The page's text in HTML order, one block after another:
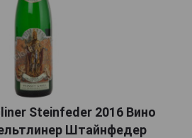
Steinfeder 2016 Вино
Штайнфедер